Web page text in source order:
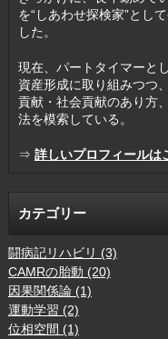
を“しあわせ探検家”とし
した。
現在、パートタイマーと
資産形成に取り組みつつ
貢献・社会貢献のあり方
法を模索している。
⇒ 詳しいプロフィールは
カテゴリー
闘病記リハビリ (3)
CAMRの胎動 (20)
因果関係論 (1)
運動学習 (2)
位相空間 (1)